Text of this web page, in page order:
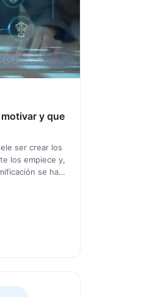
y que
ser crear los
los empiece y,
se ha…